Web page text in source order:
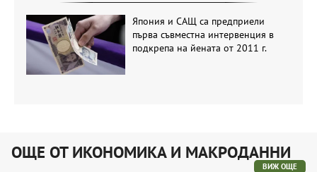
Япония и САЩ са предприели
първа съвместна интервенция в
подкрепа на йената от 2011 г.
ОЩЕ ОТ ИКОНОМИКА И МАКРОДАННИ
ВИЖ ОЩЕ